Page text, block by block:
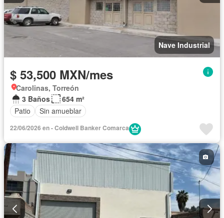
Nave Industrial
$ 53,500 MXN/mes
Carolinas, Torreón
3 Baños
654 m²
Patio
Sin amueblar
22/06/2026 en - Coldwell Banker Comarca